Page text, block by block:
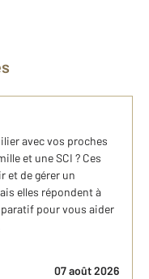
avec vos proches
et une SCI ? Ces
et de gérer un
elles répondent à
pour vous aider
07 août 2026